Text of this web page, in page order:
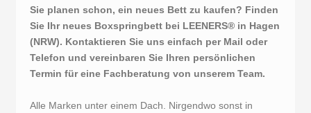
Sie planen schon, ein neues Bett zu kaufen? Finden
Sie Ihr neues Boxspringbett bei LEENERS® in Hagen
(NRW). Kontaktieren Sie uns einfach per Mail oder
Telefon und vereinbaren Sie Ihren persönlichen
Termin für eine Fachberatung von unserem Team.
Alle Marken unter einem Dach. Nirgendwo sonst in